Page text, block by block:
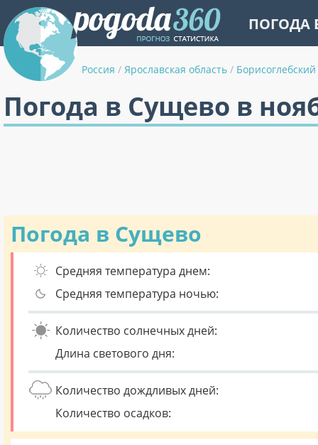
ПОГОДА
Россия / Ярославская область /
Погода в Сущево в
Погода в Сущево
Средняя температура днем:
Средняя температура ночью:
Количество солнечных дней:
Длина светового дня:
Количество дождливых дней:
Количество осадков: